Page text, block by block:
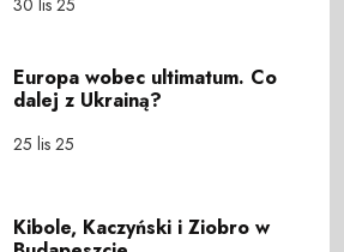
30 lis 25
Europa wobec ultimatum. Co
dalej z Ukrainą?
25 lis 25
Kibole, Kaczyński i Ziobro w